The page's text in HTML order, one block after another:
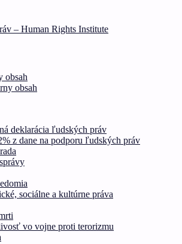
práv –
Institute
pre všetkých!
obsah
obsah
deklarácia ľudských práv
z dane na podporu ľudských práv
sociálne a kultúrne práva
vo vojne proti terorizmu